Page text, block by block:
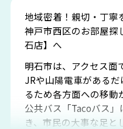
地域密着！親切・丁寧
神戸市西区のお部屋探
石店】へ
明石市は、アクセス面
JRや山陽電車がある
るため各方面への移動
公共バス「Tacoバス
き、市民の大事な足と